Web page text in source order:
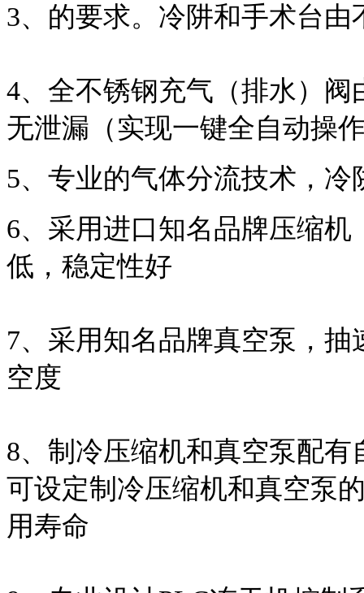
3、的要求。冷阱和手术台
4、全不锈钢充气（排水）
无泄漏（实现一键全自动操
5、专业的气体分流技术，
6、采用进口知名品牌压缩
低，稳定性好
7、采用知名品牌真空泵，
空度
8、制冷压缩机和真空泵配
可设定制冷压缩机和真空泵
用寿命